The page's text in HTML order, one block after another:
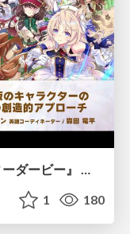
【CEDEC2026】『ウマ娘 プリティーダービー』 英語版のキャラクターの方言や口調をローカライズするための創造的アプローチ
1 180